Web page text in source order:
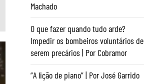
Machado
O que fazer quando tudo arde?
Impedir os bombeiros voluntários de
serem precários | Por Cobramor
“A lição de piano” | Por José Garrido